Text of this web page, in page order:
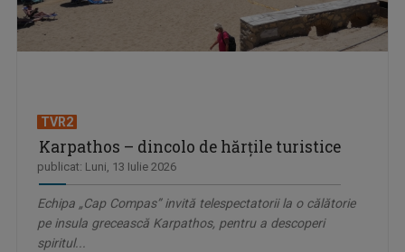
TVR2
Karpathos – dincolo de hărțile turistice
publicat: Luni, 13 Iulie 2026
Echipa „Cap Compas” invită telespectatorii la o călătorie
pe insula grecească Karpathos, pentru a descoperi
spiritul...